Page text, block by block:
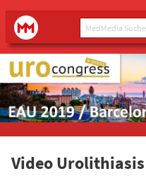
Main menu
MedMedia MedMedia
Video